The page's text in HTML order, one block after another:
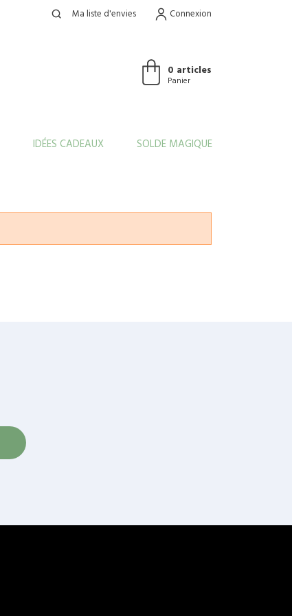
Ma liste d'envies Connexion
0 articles
Panier
IDÉES CADEAUX SOLDE MAGIQUE